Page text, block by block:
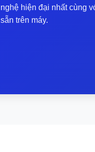
nghệ hiện đại nhất cùng
sẵn trên máy.